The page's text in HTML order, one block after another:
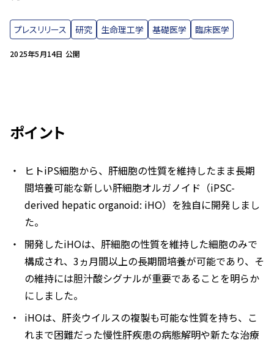
2025年5月14日 公開
プレスリリース 研究 生命理工学 基礎医学 臨床医学
ポイント
ヒトiPS細胞から、肝細胞の性質を維持したまま長期
間培養可能な新しい肝細胞オルガノイド（iPSC-
derived hepatic organoid: iHO）を独自に開発しまし
た。
開発したiHOは、肝細胞の性質を維持した細胞のみで
構成され、3ヵ月間以上の長期間培養が可能であり、そ
の維持には胆汁酸シグナルが重要であることを明らか
にしました。
iHOは、肝炎ウイルスの複製も可能な性質を持ち、こ
れまで困難だった慢性肝疾患の病態解明や新たな治療